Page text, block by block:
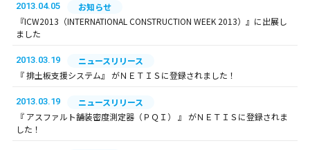
2013.04.05
お知らせ
『ICW2013（INTERNATIONAL CONSTRUCTION WEEK 2013）』に出展し
ました
2013.03.19
ニュースリリース
『 排土板支援システム』 がＮＥＴＩＳに登録されました！
2013.03.19
ニュースリリース
『 アスファルト舗装密度測定器（ＰＱＩ） 』 がＮＥＴＩＳに登録されま
した！